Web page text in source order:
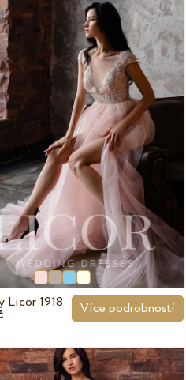
Licor 1918 Více podrobností